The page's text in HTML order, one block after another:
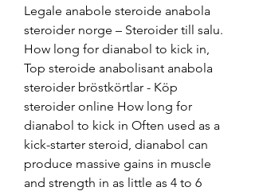
Legale anabole steroide anabola
steroider norge – Steroider till salu.
How long for dianabol to kick in,
Top steroide anabolisant anabola
steroider bröstkörtlar - Köp
steroider online How long for
dianabol to kick in Often used as a
kick-starter steroid, dianabol can
produce massive gains in muscle
and strength in as little as 4 to 6